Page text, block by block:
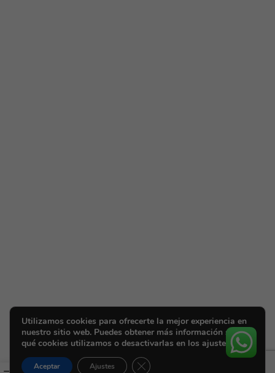
Utilizamos cookies para ofrecerte la mejor experiencia en
nuestro sitio web. Puedes obtener más información sobre
qué cookies utilizamos o desactivarlas en los ajustes.
Aceptar Ajustes Cerrar el banner de cookies RGPD